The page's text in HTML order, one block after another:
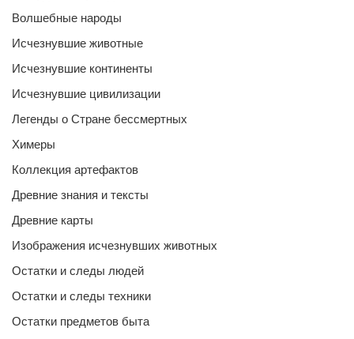
Волшебные народы
Исчезнувшие животные
Исчезнувшие континенты
Исчезнувшие цивилизации
Легенды о Стране бессмертных
Химеры
Коллекция артефактов
Древние знания и тексты
Древние карты
Изображения исчезнувших животных
Остатки и следы людей
Остатки и следы техники
Остатки предметов быта